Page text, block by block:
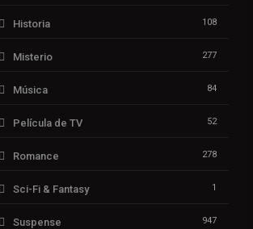
Historia 108
Misterio 277
Música 84
Película de TV 52
Romance 278
Sci-Fi & Fantasy 1
Suspense 947